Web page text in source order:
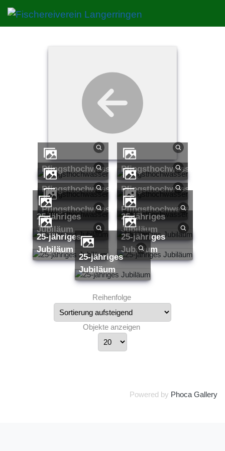
Pfingsthochwasser Pfingsthochwasser
Pfingsthochwasser Pfingsthochwasser
Pfingsthochwasser Pfingsthochwasser
25-jähriges
Jubiläum
25-jähriges
Jubiläum
25-jähriges
Jubiläum
25-jähriges
Jubiläum
25-jähriges
Jubiläum
Reihenfolge
Objekte anzeigen
Powered by Phoca Gallery